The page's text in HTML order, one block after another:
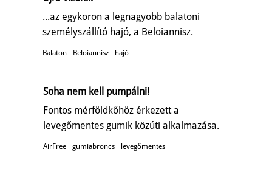
...az egykoron a legnagyobb balatoni
személyszállító hajó, a Beloiannisz.
Balaton Beloiannisz hajó
Soha nem kell pumpálni!
Fontos mérföldkőhöz érkezett a
levegőmentes gumik közúti alkalmazása.
AirFree gumiabroncs levegőmentes